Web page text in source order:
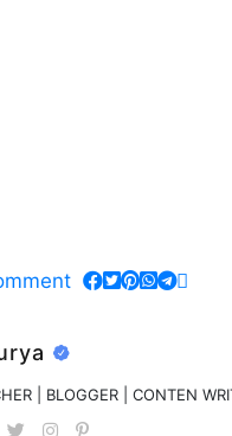
| BLOGGER | CONTEN